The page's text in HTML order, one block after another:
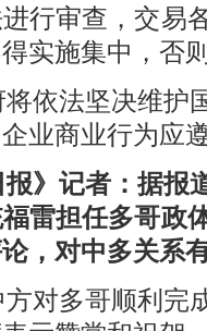
行审查，交易
实施集中，否
将依法坚决维护
业商业行为应
报》记者：据
雷担任多哥政
，对中多关系
对多哥顺利完